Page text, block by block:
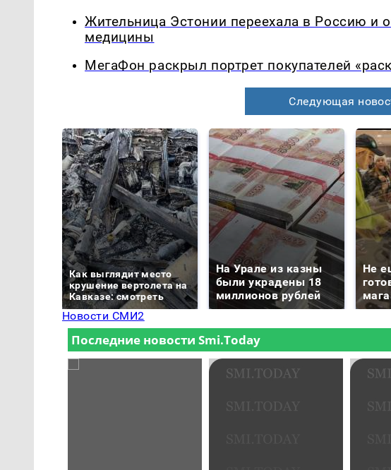
Жительница Эстонии переехала в Россию и
медицины
МегаФон раскрыл портрет покупателей
Следующая
Как выглядит место
крушение вертолета на
Кавказе: смотреть
На Урале из казны
были украдены 18
миллионов рублей
Не
Новости СМИ2